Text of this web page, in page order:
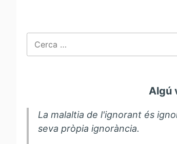
Algú
La malaltia de l'ignorant és
seva pròpia ignorància.